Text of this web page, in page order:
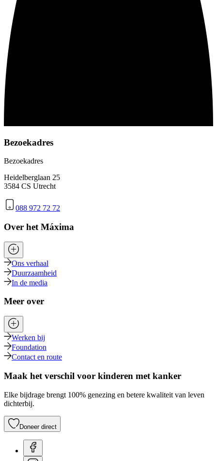
Bezoekadres
Bezoekadres
Heidelberglaan 25
3584 CS Utrecht
088 972 72 72
Over het Máxima
Ons verhaal
Duurzaamheid
In de media
Meer over
Werken bij
Foundation
Contact en route
Maak het verschil voor kinderen met kanker
Elke bijdrage brengt 100% genezing en betere kwaliteit van leven
dichterbij.
Doneer direct